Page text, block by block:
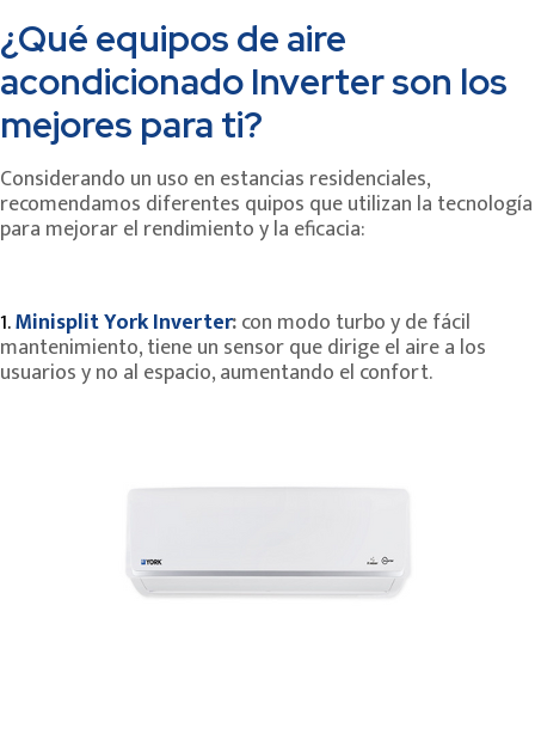
¿Qué equipos de aire
acondicionado Inverter son los
mejores para ti?
Considerando un uso en estancias residenciales,
recomendamos diferentes quipos que utilizan la tecnología
para mejorar el rendimiento y la eficacia:
1.Minisplit York Inverter:con modo turbo y de fácil
mantenimiento, tiene un sensor que dirige el aire a los
usuarios y no al espacio, aumentando el confort.